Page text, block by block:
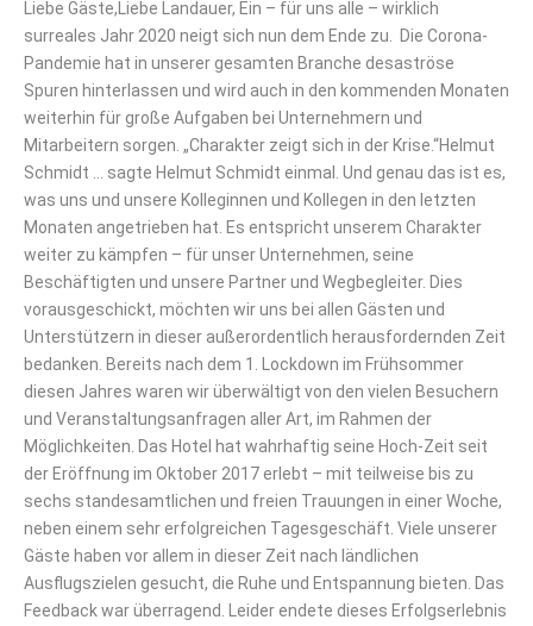
Liebe Gäste,Liebe Landauer, Ein – für uns alle – wirklich
surreales Jahr 2020 neigt sich nun dem Ende zu. Die Corona-
Pandemie hat in unserer gesamten Branche desaströse
Spuren hinterlassen und wird auch in den kommenden Monaten
weiterhin für große Aufgaben bei Unternehmern und
Mitarbeitern sorgen. „Charakter zeigt sich in der Krise.“Helmut
Schmidt … sagte Helmut Schmidt einmal. Und genau das ist es,
was uns und unsere Kolleginnen und Kollegen in den letzten
Monaten angetrieben hat. Es entspricht unserem Charakter
weiter zu kämpfen – für unser Unternehmen, seine
Beschäftigten und unsere Partner und Wegbegleiter. Dies
vorausgeschickt, möchten wir uns bei allen Gästen und
Unterstützern in dieser außerordentlich herausfordernden Zeit
bedanken. Bereits nach dem 1. Lockdown im Frühsommer
diesen Jahres waren wir überwältigt von den vielen Besuchern
und Veranstaltungsanfragen aller Art, im Rahmen der
Möglichkeiten. Das Hotel hat wahrhaftig seine Hoch-Zeit seit
der Eröffnung im Oktober 2017 erlebt – mit teilweise bis zu
sechs standesamtlichen und freien Trauungen in einer Woche,
neben einem sehr erfolgreichen Tagesgeschäft. Viele unserer
Gäste haben vor allem in dieser Zeit nach ländlichen
Ausflugszielen gesucht, die Ruhe und Entspannung bieten. Das
Feedback war überragend. Leider endete dieses Erfolgserlebnis